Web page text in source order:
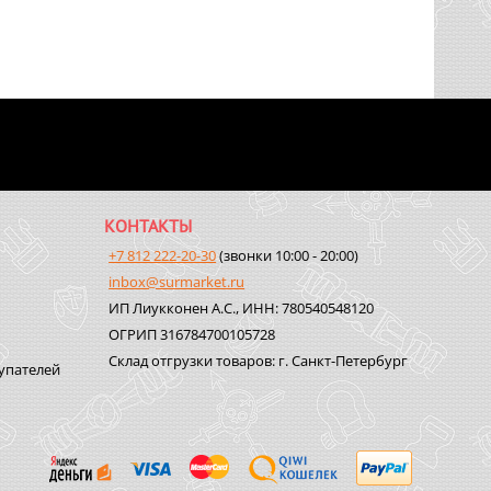
КОНТАКТЫ
+7 812 222-20-30(звонки 10:00 - 20:00)
inbox@surmarket.ru
ИП Лиукконен А.С., ИНН: 780540548120
ОГРИП 316784700105728
Склад отгрузки товаров: г. Санкт-Петербург